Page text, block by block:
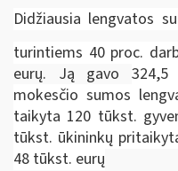
Didžiausia lengvatos
turintiems 40 proc.
eurų. Ją gavo
mokesčio sumos
taikyta 120 tūkst.
tūkst. ūkininkų
48 tūkst. eurų